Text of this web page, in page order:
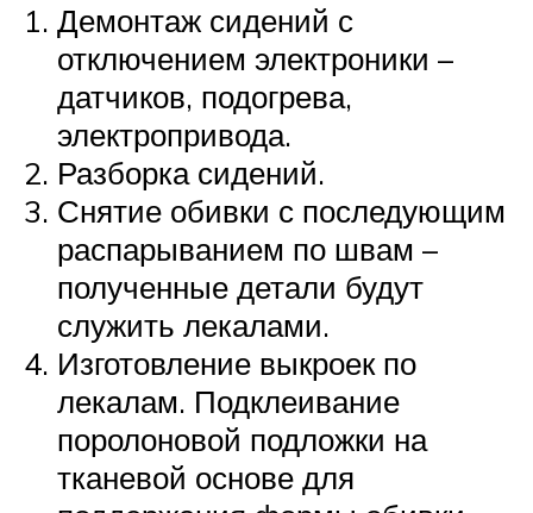
Демонтаж сидений с
отключением электроники –
датчиков, подогрева,
электропривода.
Разборка сидений.
Снятие обивки с последующим
распарыванием по швам –
полученные детали будут
служить лекалами.
Изготовление выкроек по
лекалам. Подклеивание
поролоновой подложки на
тканевой основе для